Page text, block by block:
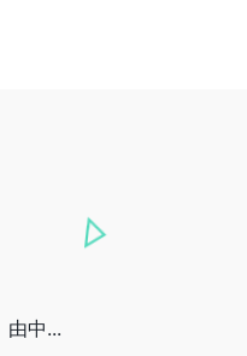
中...